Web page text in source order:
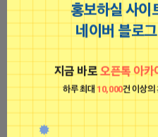
홍보하실 사이
네이버 블로그
지금 바로오픈톡 아카
하루 최대10,000건 이상의
못받은 돈 때문에 고민하고 계시다
면 언제든지 연락주세요 1. 상거래
채권 2. 개인간 채권 3. 채무자 신용
및 재산조사 국내유일 코스닥상장
사 채권추심업계1위 고려신용정보
입니다 010 - 2878 - 7442 이세준